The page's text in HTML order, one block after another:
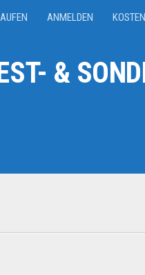
ANMELDEN
&